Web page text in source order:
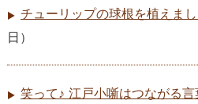
チューリップの球根を植えまし
日 ）
笑って♪ 江戸小噺はつながる